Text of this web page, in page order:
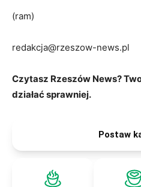
(ram)
redakcja@rzeszow-news.pl
Czytasz Rzeszów News?
działać sprawniej.
Postaw